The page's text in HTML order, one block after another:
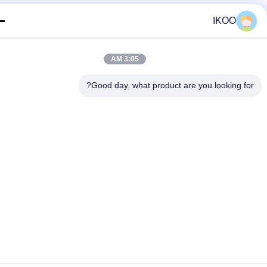
IKOO
3:05 AM
Good day, what product are you looking